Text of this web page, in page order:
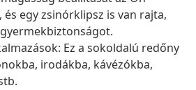
és egy zsinórklipsz is van rajta,
Ez a sokoldalú redőny
irodákba, kávézókba,